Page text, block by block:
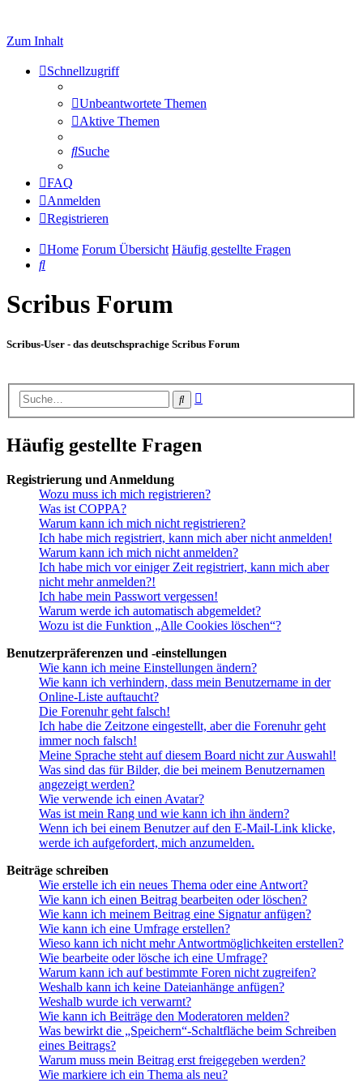
Zum Inhalt
Schnellzugriff
Unbeantwortete Themen
Aktive Themen
Suche
FAQ
Anmelden
Registrieren
Home Forum Übersicht Häufig gestellte Fragen
Suche
Scribus Forum
Scribus-User - das deutschsprachige Scribus Forum
Suche
Häufig gestellte Fragen
Registrierung und Anmeldung
Wozu muss ich mich registrieren?
Was ist COPPA?
Warum kann ich mich nicht registrieren?
Ich habe mich registriert, kann mich aber nicht anmelden!
Warum kann ich mich nicht anmelden?
Ich habe mich vor einiger Zeit registriert, kann mich aber
nicht mehr anmelden?!
Ich habe mein Passwort vergessen!
Warum werde ich automatisch abgemeldet?
Wozu ist die Funktion „Alle Cookies löschen“?
Benutzerpräferenzen und -einstellungen
Wie kann ich meine Einstellungen ändern?
Wie kann ich verhindern, dass mein Benutzername in der
Online-Liste auftaucht?
Die Forenuhr geht falsch!
Ich habe die Zeitzone eingestellt, aber die Forenuhr geht
immer noch falsch!
Meine Sprache steht auf diesem Board nicht zur Auswahl!
Was sind das für Bilder, die bei meinem Benutzernamen
angezeigt werden?
Wie verwende ich einen Avatar?
Was ist mein Rang und wie kann ich ihn ändern?
Wenn ich bei einem Benutzer auf den E-Mail-Link klicke,
werde ich aufgefordert, mich anzumelden.
Beiträge schreiben
Wie erstelle ich ein neues Thema oder eine Antwort?
Wie kann ich einen Beitrag bearbeiten oder löschen?
Wie kann ich meinem Beitrag eine Signatur anfügen?
Wie kann ich eine Umfrage erstellen?
Wieso kann ich nicht mehr Antwortmöglichkeiten erstellen?
Wie bearbeite oder lösche ich eine Umfrage?
Warum kann ich auf bestimmte Foren nicht zugreifen?
Weshalb kann ich keine Dateianhänge anfügen?
Weshalb wurde ich verwarnt?
Wie kann ich Beiträge den Moderatoren melden?
Was bewirkt die „Speichern“-Schaltfläche beim Schreiben
eines Beitrags?
Warum muss mein Beitrag erst freigegeben werden?
Wie markiere ich ein Thema als neu?